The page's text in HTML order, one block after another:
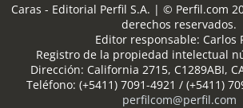
Caras - Editorial Perfil S.A. | © Perfil.com
derechos reservados.
Editor responsable: Carlos
Registro de la propiedad intelectual
Dirección: California 2715, C1289ABI,
Teléfono: (+5411) 7091-4921 / (+5411)
perfilcom@perfil.com